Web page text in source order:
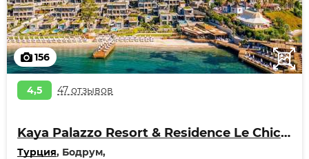
156
4,5 47 отзывов
Kaya Palazzo Resort & Residence Le Chic Bodrum
Турция, Бодрум,